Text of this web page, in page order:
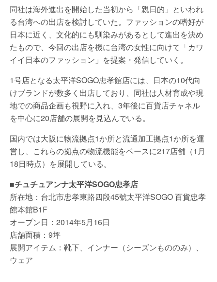
同社は海外進出を開始した当初から「親日的」といわれ
る台湾への出店を検討していた。ファッションの嗜好が
日本に近く、文化的にも馴染みがあるとして進出を決め
たもので、今回の出店を機に台湾の女性に向けて「カワ
イイ日本のファッション」を提案・発信していく。
1号店となる太平洋SOGO忠孝館店には、日本の10代向
けブランドが数多く出店しており、同社は人材育成や現
地での商品企画も視野に入れ、3年後に百貨店チャネル
を中心に20店舗の展開を見込んでいる。
国内では大阪に物流拠点1か所と流通加工拠点1か所を運
営し、これらの拠点の物流機能をベースに217店舗（1月
18日時点）を展開している。
■チュチュアンナ太平洋SOGO忠孝店
所在地：台北市忠孝東路四段45號太平洋SOGO 百貨忠孝
館本館B1F
オープン日：2014年5月16日
店舗面積：9坪
展開アイテム：靴下、インナー（シーズンもののみ）、
ウェア